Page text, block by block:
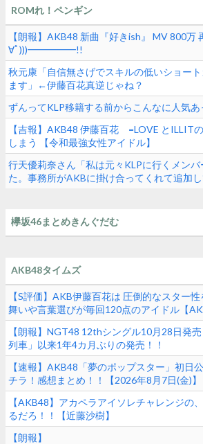
ROMれ！ペンギン
【朗報】AKB48 新曲『好きish』 MV 800
∀ﾟ)))━━━━━!!
秋元康「自信無さげでスキルの低いショー
ます」←伊藤百花真逆じゃね？
ずんってKLP移籍する前からこんなに人気あ
【吉報】AKB48 伊藤百花 =LOVE とILLIT
しまう 【令和最強女性アイドル】
行天優莉奈さん「私は元々KLPに行くメン
た。事務所がAKBに掛け合ってくれて追加し
欅坂46まとめきんぐだむ
AKB48タイムズ
【S評価】AKB伊藤百花は 圧倒的なスター
舞いや言葉選びが毎回120点のアイドル【
【朗報】NGT48 12thシングル10月28日発
列車」以来1年4カ月ぶりの発売！！
【速報】AKB48「夢のポップスター」初日
チラ！感想まとめ！！【2026年8月7日(金)】
【AKB48】アカペラアイソレチャレンジの
るだろ！！【近藤沙樹】
【朗報】